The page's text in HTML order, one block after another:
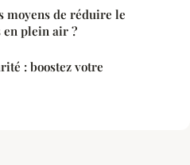
moyens de réduire le
en plein air ?
: boostez votre